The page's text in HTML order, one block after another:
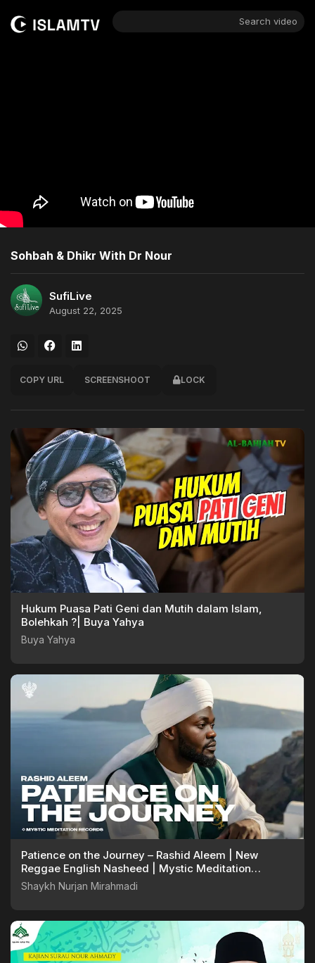
Search video
Sohbah & Dhikr With Dr Nour
SufiLive
August 22, 2025
COPY URL SCREENSHOOT LOCK
Hukum Puasa Pati Geni dan Mutih dalam Islam,
Bolehkah ?| Buya Yahya
Buya Yahya
Patience on the Journey – Rashid Aleem | New
Reggae English Nasheed | Mystic Meditation
Records
Shaykh Nurjan Mirahmadi